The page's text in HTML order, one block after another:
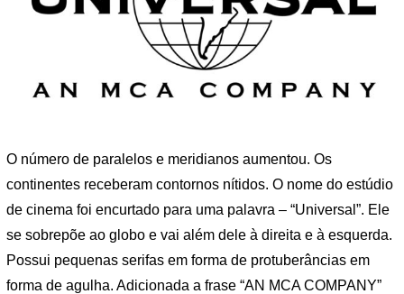
O número de paralelos e meridianos aumentou. Os
continentes receberam contornos nítidos. O nome do estúdio
de cinema foi encurtado para uma palavra – “Universal”. Ele
se sobrepõe ao globo e vai além dele à direita e à esquerda.
Possui pequenas serifas em forma de protuberâncias em
forma de agulha. Adicionada a frase “AN MCA COMPANY”